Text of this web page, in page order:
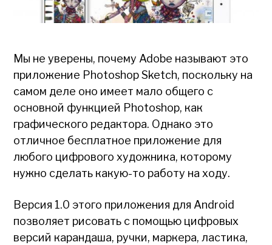
Мы не уверены, почему Adobe называют это
приложение Photoshop Sketch, поскольку на
самом деле оно имеет мало общего с
основной функцией Photoshop, как
графического редактора. Однако это
отличное бесплатное приложение для
любого цифрового художника, которому
нужно сделать какую-то работу на ходу.
Версия 1.0 этого приложения для Android
позволяет рисовать с помощью цифровых
версий карандаша, ручки, маркера, ластика,